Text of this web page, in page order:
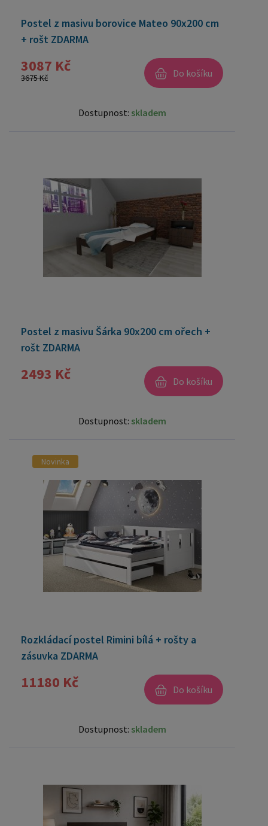
Postel z masivu borovice Mateo 90x200 cm
+ rošt ZDARMA
3087 Kč
3675 Kč Do košíku
Dostupnost: skladem
Postel z masivu Šárka 90x200 cm ořech +
rošt ZDARMA
2493 Kč Do košíku
Dostupnost: skladem
Novinka
Rozkládací postel Rimini bílá + rošty a
zásuvka ZDARMA
11180 Kč Do košíku
Dostupnost: skladem